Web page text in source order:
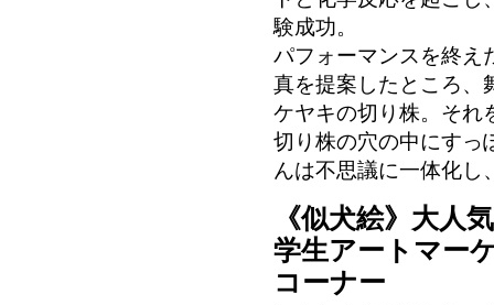
験成功。
パフォーマンスを終え
真を提案したところ、
ケヤキの切り株。それ
切り株の穴の中にすっ
んは不思議に一体化し
《似犬絵》大人気
学生アートマー
コーナー